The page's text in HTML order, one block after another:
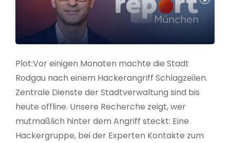
Plot:Vor einigen Monaten machte die Stadt
Rodgau nach einem Hackerangriff Schlagzeilen.
Zentrale Dienste der Stadtverwaltung sind bis
heute offline. Unsere Recherche zeigt, wer
mutmaßlich hinter dem Angriff steckt: Eine
Hackergruppe, bei der Experten Kontakte zum